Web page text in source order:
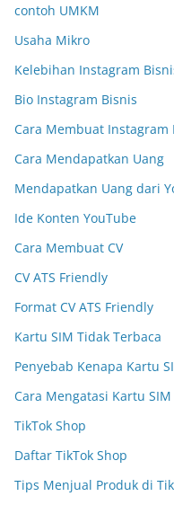
contoh UMKM
Usaha Mikro
Kelebihan Instagram
Bio Instagram Bisnis
Cara Membuat Instagram
Cara Mendapatkan Uang
Mendapatkan Uang dari
Ide Konten YouTube
Cara Membuat CV
CV ATS Friendly
Format CV ATS Friendly
Kartu SIM Tidak Terbaca
Penyebab Kenapa Kartu
Cara Mengatasi Kartu
TikTok Shop
Daftar TikTok Shop
Tips Menjual Produk di